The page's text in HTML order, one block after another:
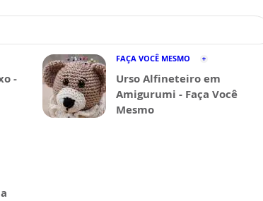
-
FAÇA VOCÊ MESMO
Urso Alfineteiro em
Amigurumi - Faça Você
Mesmo